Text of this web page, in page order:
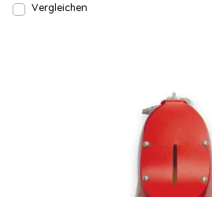
Vergleichen